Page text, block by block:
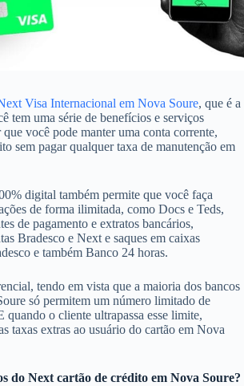
Visa Internacional em Nova Soure, que é a
tem uma série de benefícios e serviços
você pode manter uma conta corrente,
sem pagar qualquer taxa de manutenção em
digital também permite que você faça
de forma ilimitada, como Docs e Teds,
de pagamento e extratos bancários,
Bradesco e Next e saques em caixas
e também Banco 24 horas.
tendo em vista que a maioria dos bancos
só permitem um número limitado de
quando o cliente ultrapassa esse limite,
taxas extras ao usuário do cartão em Nova
do Next cartão de crédito em Nova Soure?